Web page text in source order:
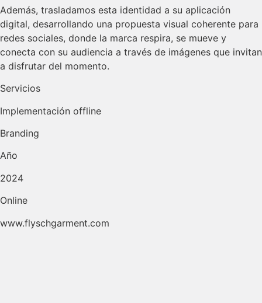
Además, trasladamos esta identidad a su aplicación
digital, desarrollando una propuesta visual coherente para
redes sociales, donde la marca respira, se mueve y
conecta con su audiencia a través de imágenes que invitan
a disfrutar del momento.
Servicios
Implementación offline
Branding
Año
2024
Online
www.flyschgarment.com